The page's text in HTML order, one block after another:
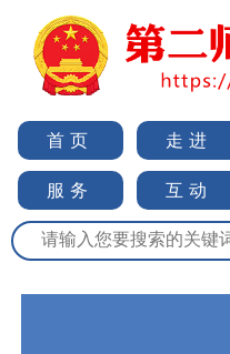
首页 走进
服务 互动